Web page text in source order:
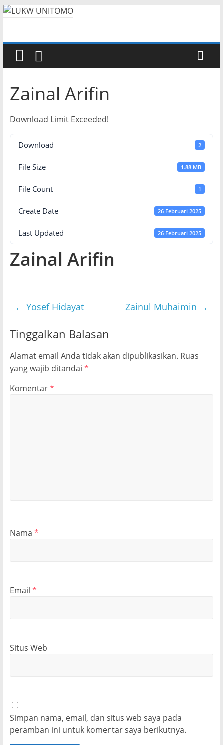
Zainal Arifin
Download Limit Exceeded!
Download 2
File Size 1.88 MB
File Count 1
Create Date 26 Februari 2025
Last Updated 26 Februari 2025
Zainal Arifin
← Yosef Hidayat Zainul Muhaimin →
Tinggalkan Balasan
Alamat email Anda tidak akan dipublikasikan. Ruas
yang wajib ditandai *
Komentar*
Nama *
Email *
Situs Web
Simpan nama, email, dan situs web saya pada
peramban ini untuk komentar saya berikutnya.